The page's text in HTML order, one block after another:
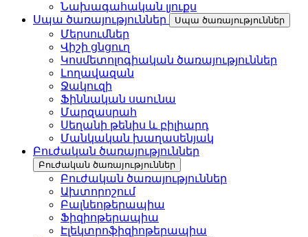
Նախագահական լյուքս
Սպա ծառայություններ
Սպա ծառայություններ
Մերսումներ
Վիշի ցնցուղ
Կոսմետոլոգիական ծառայություններ
Լողավազան
Ջակուզի
Ֆիննական սաունա
Մարզասրահ
Սեղանի թենիս և բիլիարդ
Մանկական խաղասենյակ
Բուժական ծառայություններ
Բուժական ծառայություններ
Բուժական ծառայություններ
Ախտորոշում
Բալնեոթերապիա
Ֆիզիոթերապիա
Էլեկտրոֆիզիոթերապիա